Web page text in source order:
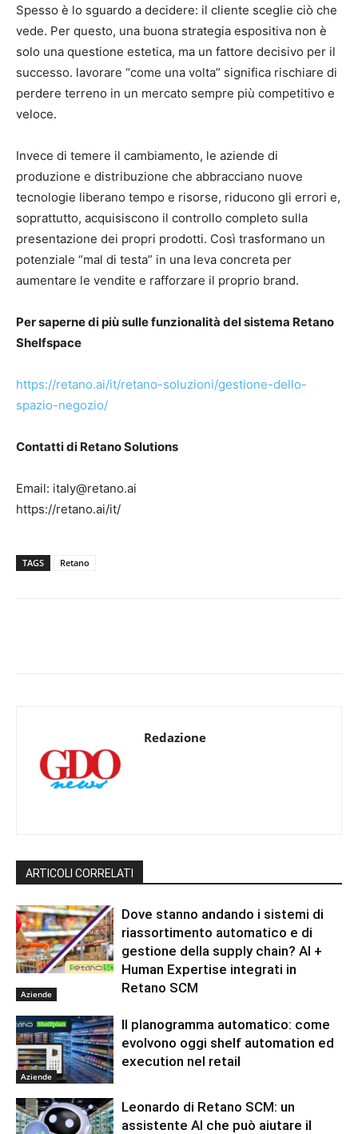
Spesso è lo sguardo a decidere: il cliente sceglie ciò che
vede. Per questo, una buona strategia espositiva non è
solo una questione estetica, ma un fattore decisivo per il
successo. lavorare “come una volta” significa rischiare di
perdere terreno in un mercato sempre più competitivo e
veloce.
Invece di temere il cambiamento, le aziende di
produzione e distribuzione che abbracciano nuove
tecnologie liberano tempo e risorse, riducono gli errori e,
soprattutto, acquisiscono il controllo completo sulla
presentazione dei propri prodotti. Così trasformano un
potenziale “mal di testa” in una leva concreta per
aumentare le vendite e rafforzare il proprio brand.
Per saperne di più sulle funzionalità del sistema Retano
Shelfspace
https://retano.ai/it/retano-soluzioni/gestione-dello-
spazio-negozio/
Contatti di Retano Solutions
Email: italy@retano.ai
https://retano.ai/it/
TAGS Retano
Redazione
ARTICOLI CORRELATI
Aziende
Dove stanno andando i sistemi di
riassortimento automatico e di
gestione della supply chain? AI +
Human Expertise integrati in
Retano SCM
Aziende
Il planogramma automatico: come
evolvono oggi shelf automation ed
execution nel retail
Leonardo di Retano SCM: un
assistente AI che può aiutare il